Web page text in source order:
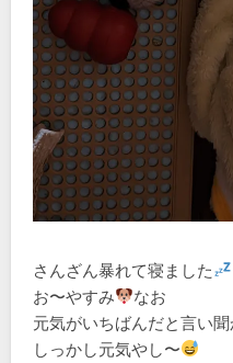
さんざん暴れて寝ました
お〜やすみ
なお
元気がいちばんだと言い
しっかし元気やし〜